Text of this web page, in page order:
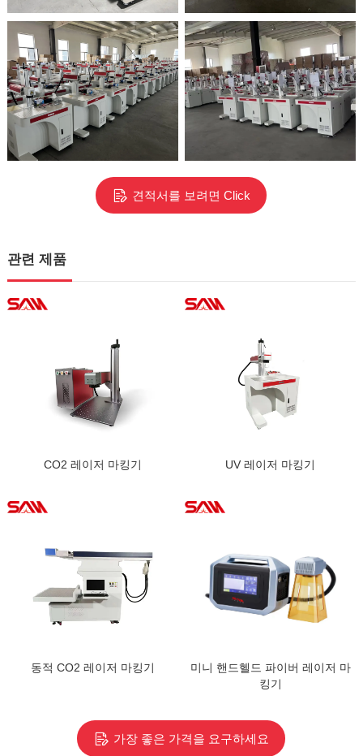
견적서를 보려면 Click
관련 제품
CO2 레이저 마킹기 UV 레이저 마킹기
동적 CO2 레이저 마킹기
미니 핸드헬드 파이버 레이저 마
킹기
가장 좋은 가격을 요구하세요